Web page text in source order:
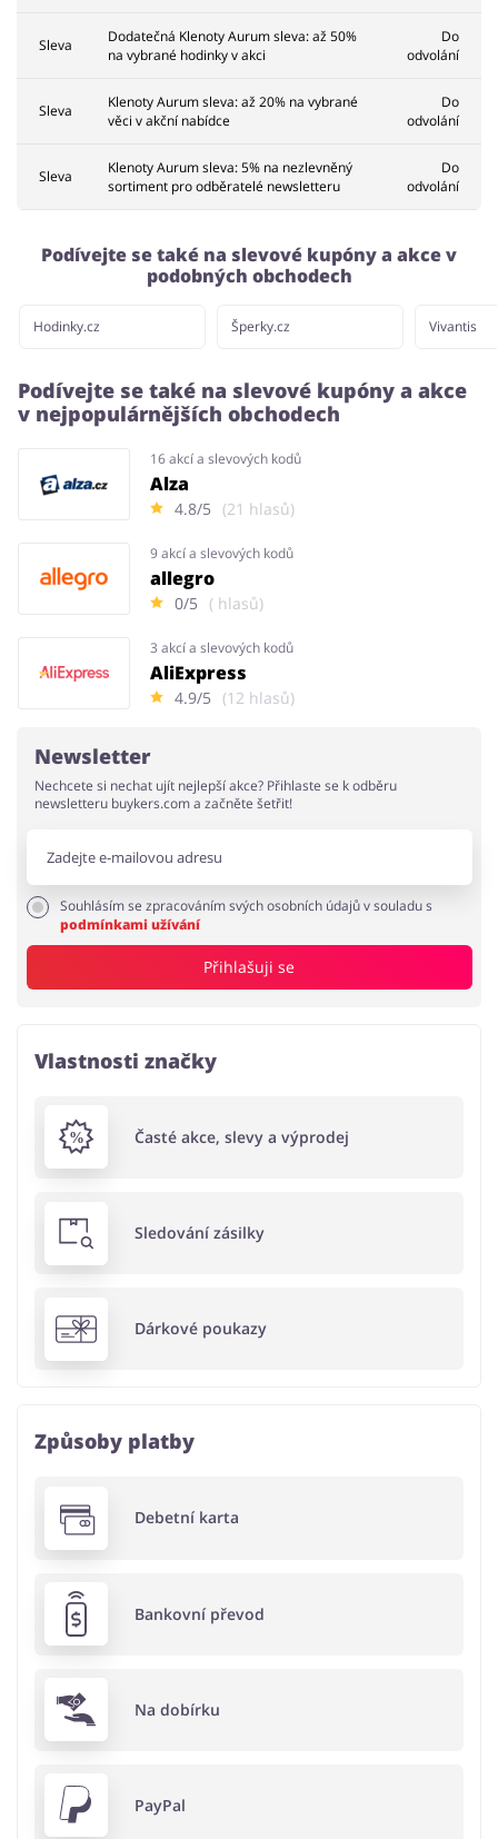
Sleva
Dodatečná Klenoty Aurum sleva: až 50%
na vybrané hodinky v akci
Do
odvolání
Sleva
Klenoty Aurum sleva: až 20% na vybrané
věci v akční nabídce
Do
odvolání
Sleva
Klenoty Aurum sleva: 5% na nezlevněný
sortiment pro odběratelé newsletteru
Do
odvolání
Podívejte se také na slevové kupóny a akce v
podobných obchodech
Hodinky.cz Šperky.cz Vivantis
Podívejte se také na slevové kupóny a akce
v nejpopulárnějších obchodech
16 akcí a slevových kodů
Alza
4.8/5 (21 hlasů)
9 akcí a slevových kodů
allegro
0/5 ( hlasů)
3 akcí a slevových kodů
AliExpress
4.9/5 (12 hlasů)
Newsletter
Nechcete si nechat ujít nejlepší akce? Přihlaste se k odběru
newsletteru buykers.com a začněte šetřit!
Souhlásím se zpracováním svých osobních údajů v souladu s
podmínkami užívání
Přihlašuji se
Vlastnosti značky
Časté akce, slevy a výprodej
Sledování zásilky
Dárkové poukazy
Způsoby platby
Debetní karta
Bankovní převod
Na dobírku
PayPal